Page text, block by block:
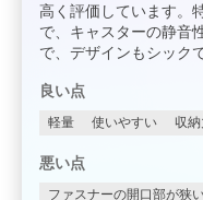
高く評価しています。
で、キャスターの静音
で、デザインもシック
良い点
軽量 使いやすい 収納
悪い点
ファスナーの開口部が狭